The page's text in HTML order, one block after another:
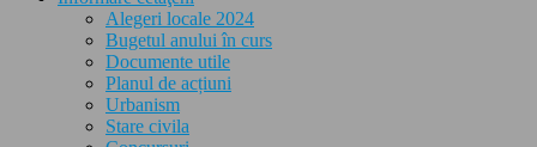
Alegeri locale 2024
Bugetul anului în curs
Documente utile
Planul de acțiuni
Urbanism
Stare civila